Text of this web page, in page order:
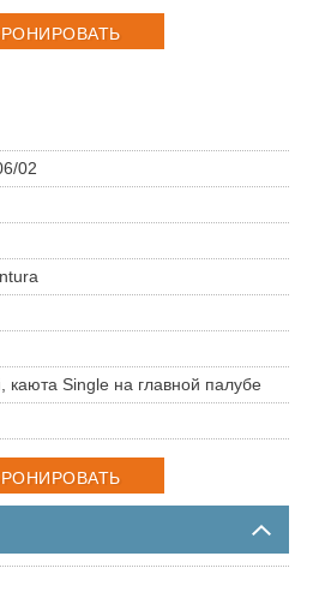
02
каюта Single на главной палубе